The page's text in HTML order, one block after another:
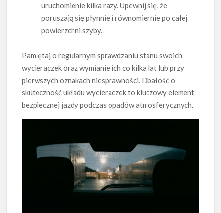
uruchomienie kilka razy. Upewnij się, że
poruszają się płynnie i równomiernie po całej
powierzchni szyby.
Pamiętaj o regularnym sprawdzaniu stanu swoich
wycieraczek oraz wymianie ich co kilka lat lub przy
pierwszych oznakach niesprawności. Dbałość o
skuteczność układu wycieraczek to kluczowy element
bezpiecznej jazdy podczas opadów atmosferycznych.